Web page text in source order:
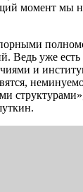
момент мы
Ведь уже
и